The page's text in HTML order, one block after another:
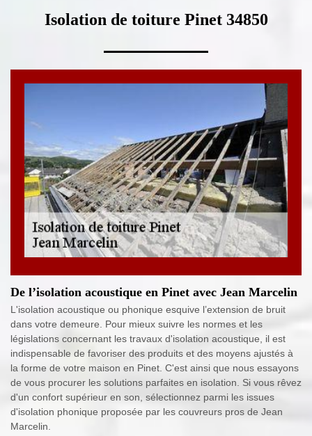
Isolation de toiture Pinet 34850
De l’isolation acoustique en Pinet avec Jean Marcelin
L'isolation acoustique ou phonique esquive l’extension de bruit
dans votre demeure. Pour mieux suivre les normes et les
législations concernant les travaux d'isolation acoustique, il est
indispensable de favoriser des produits et des moyens ajustés à
la forme de votre maison en Pinet. C'est ainsi que nous essayons
de vous procurer les solutions parfaites en isolation. Si vous rêvez
d'un confort supérieur en son, sélectionnez parmi les issues
d'isolation phonique proposée par les couvreurs pros de Jean
Marcelin.